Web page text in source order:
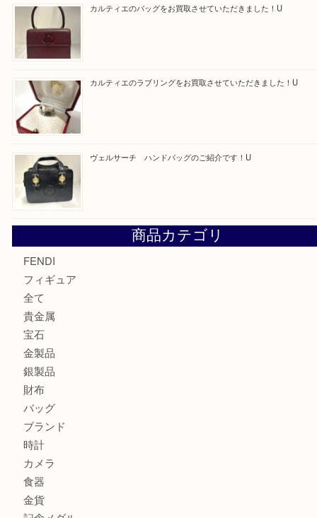
モンブランの時計をお買取させていただきました！U
カルティエのバッグをお買取させていただきました！U
FENDI